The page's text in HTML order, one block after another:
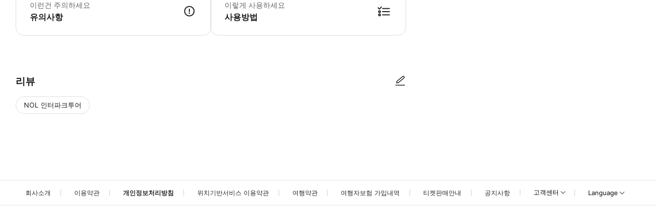
이런건 주의하세요
유의사항
이렇게 사용하세요
사용방법
리뷰
NOL 인터파크투어
회사소개 이용약관 개인정보처리방침 위치기반서비스 이용약관 여행약관 여행자보험 가입내역 티켓판매안내 공지사항 고객센터 Language